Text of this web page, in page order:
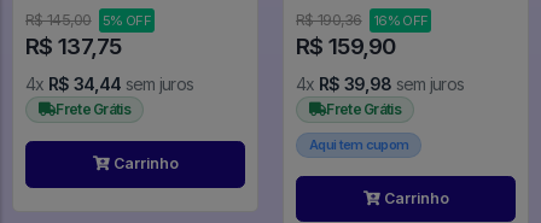
R$ 145,00 5% OFF
R$ 137,75
4x R$ 34,44 sem juros
Frete Grátis
Carrinho
R$ 190,36 16% OFF
R$ 159,90
4x R$ 39,98 sem juros
Frete Grátis
Aqui tem cupom
Carrinho